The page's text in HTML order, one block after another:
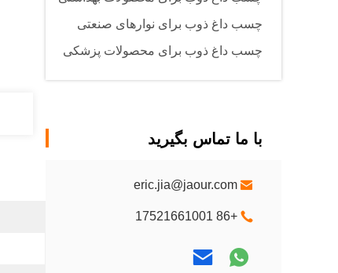
چسب داغ ذوب برای نوارهای صنعتی
چسب داغ ذوب برای محصولات پزشکی
با ما تماس بگیرید
eric.jia@jaour.com
+86 17521661001